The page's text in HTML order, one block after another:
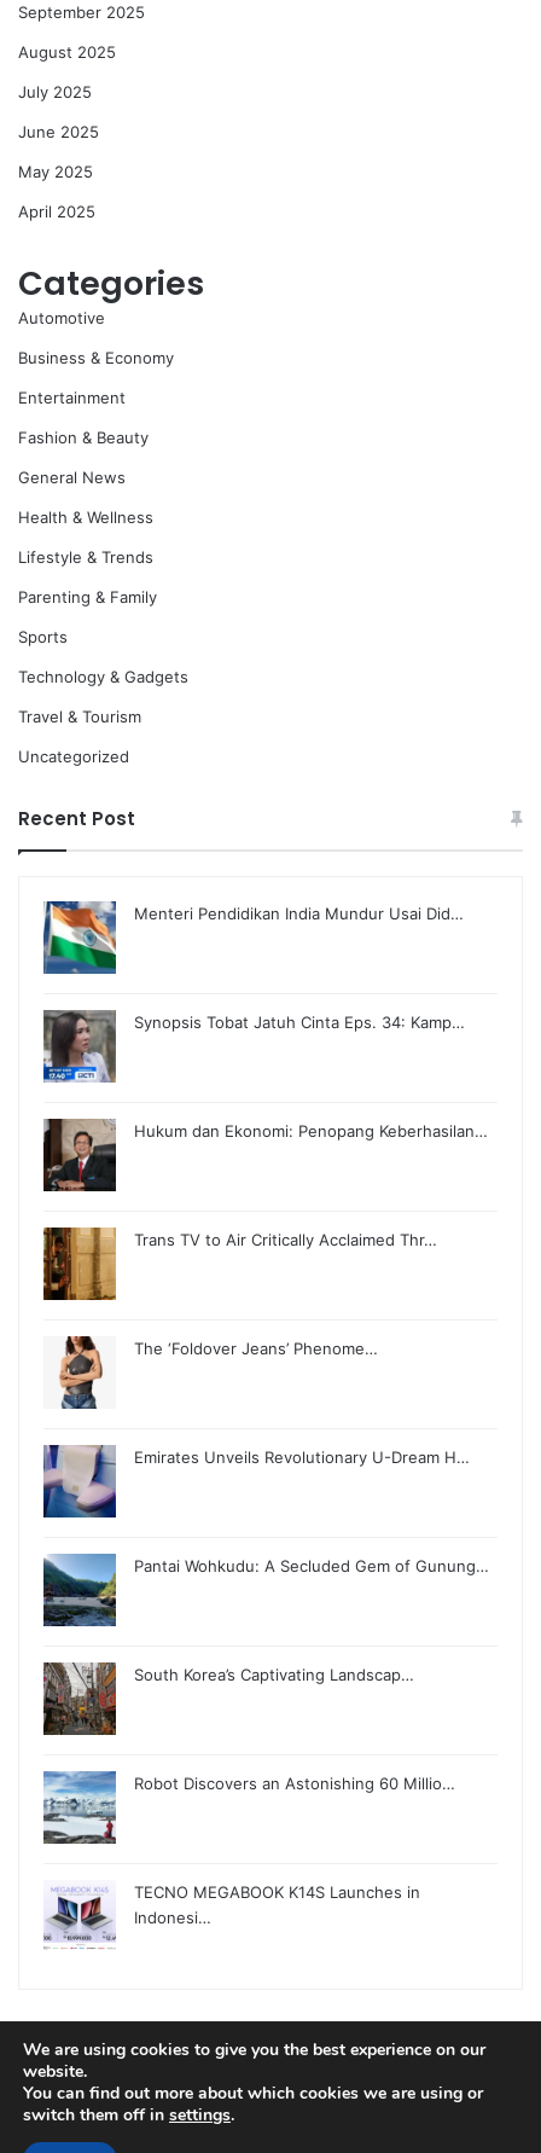
September 2025
August 2025
July 2025
June 2025
May 2025
April 2025
Categories
Automotive
Business & Economy
Entertainment
Fashion & Beauty
General News
Health & Wellness
Lifestyle & Trends
Parenting & Family
Sports
Technology & Gadgets
Travel & Tourism
Uncategorized
Recent Post
Menteri Pendidikan India Mundur Usai Did…
Synopsis Tobat Jatuh Cinta Eps. 34: Kamp…
Hukum dan Ekonomi: Penopang Keberhasilan…
Trans TV to Air Critically Acclaimed Thr…
The ‘Foldover Jeans’ Phenome…
Emirates Unveils Revolutionary U-Dream H…
Pantai Wohkudu: A Secluded Gem of Gunung…
South Korea’s Captivating Landscap…
Robot Discovers an Astonishing 60 Millio…
TECNO MEGABOOK K14S Launches in
Indonesi…
© Copyright 2026, All Rights Reserved |
We are using cookies to give you the best experience on our
website.
You can find out more about which cookies we are using or
switch them off in settings.